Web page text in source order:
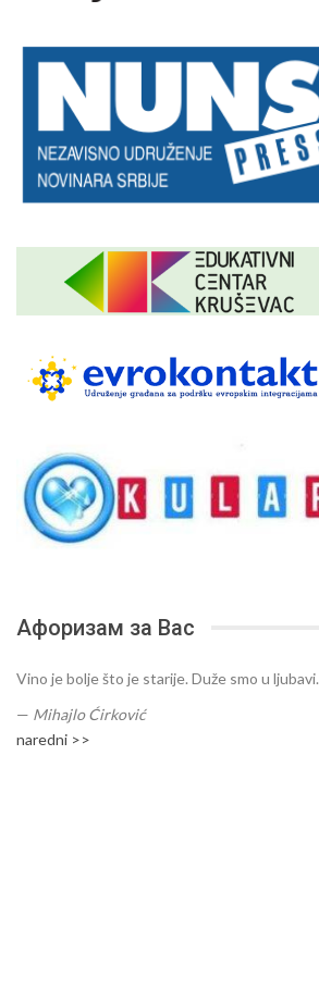
Афоризам за Вас
Vino je bolje što je starije. Duže smo u ljubavi.
— Mihajlo Ćirković
naredni >>